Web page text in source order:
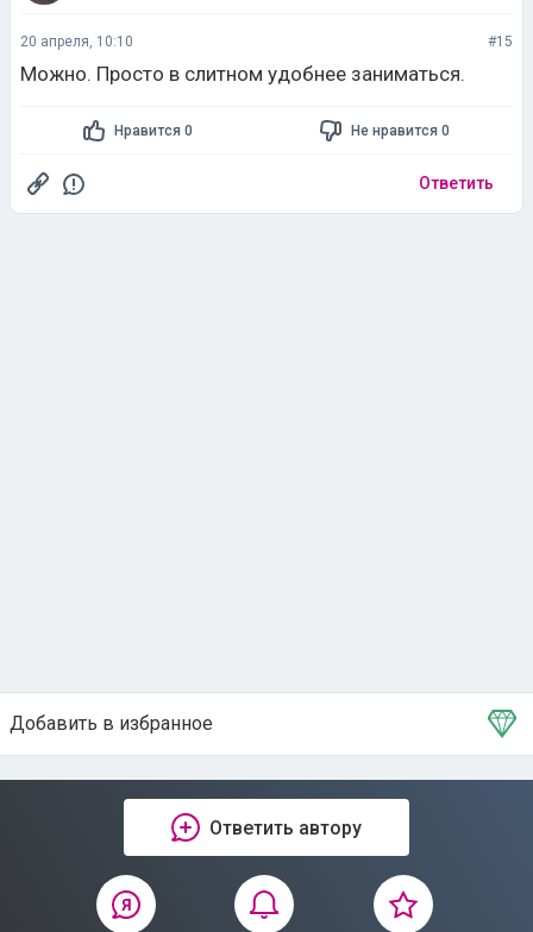
20 апреля, 10:10 #15
Можно. Просто в слитном удобнее заниматься.
Нравится 0 Не нравится 0
Ответить
Добавить в избранное
Тема в избранном
Ответить автору